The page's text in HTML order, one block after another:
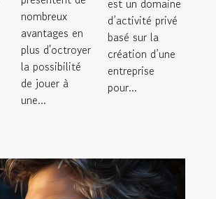
nombreux
avantages en
plus d'octroyer
la possibilité
de jouer à
une...
est un domaine
d’activité privé
basé sur la
création d’une
entreprise
pour...